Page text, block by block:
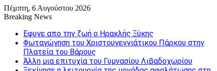
Πέμπτη, 6 Αυγούστου 2026
Breaking News
Εφυγε απο την ζωή o Ηρακλής Ξύκης
Φωταγώγηση του Χριστουγεννιάτικου Πάρκου στην
Πλατεία του Βάρους
Άλλη μια επιτυχία του Γυμνασίου Λιβαδοχωρίου